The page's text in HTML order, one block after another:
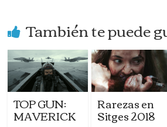
También te puede
TOP GUN:
MAVERICK
Rarezas en
Sitges 2018